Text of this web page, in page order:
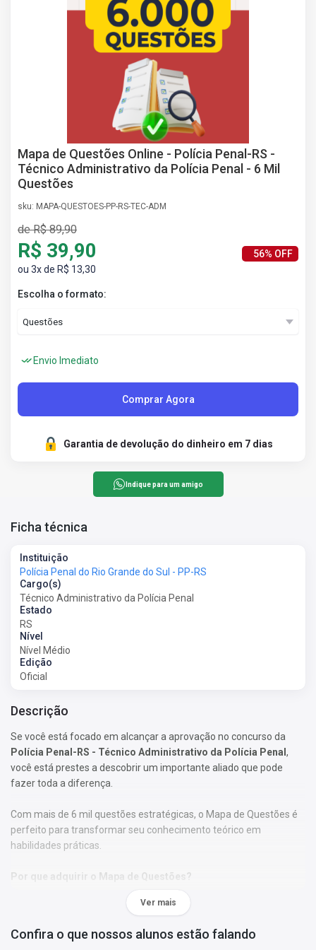
Mapa de Questões Online - Polícia Penal-RS -
Técnico Administrativo da Polícia Penal - 6 Mil
Questões
sku: MAPA-QUESTOES-PP-RS-TEC-ADM
de R$ 89,90
R$ 39,90
ou 3x de R$ 13,30
56% OFF
Escolha o formato:
Envio Imediato
Comprar Agora
Garantia de devolução do dinheiro em 7 dias
Indique para um amigo
Ficha técnica
Instituição
Polícia Penal do Rio Grande do Sul - PP-RS
Cargo(s)
Técnico Administrativo da Polícia Penal
Estado
RS
Nível
Nível Médio
Edição
Oficial
Descrição
Se você está focado em alcançar a aprovação no concurso da
Polícia Penal-RS - Técnico Administrativo da Polícia Penal ,
você está prestes a descobrir um importante aliado que pode
fazer toda a diferença.
Com mais de 6 mil questões estratégicas, o Mapa de Questões é
perfeito para transformar seu conhecimento teórico em
habilidades práticas.
Por que adquirir o Mapa de Questões?
• As questões foram selecionadas de acordo com os tópicos do
• Nossa abordagem permitirá que você se familiarize com o
Ver mais
Confira o que nossos alunos estão falando